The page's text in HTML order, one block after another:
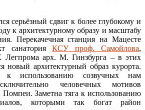
серьёзный сдвиг к более глубокому и
к архитектурному образу и масштабу
Перекачечная станция на Мацесте
санаторияКСУ проф. Самойлова,
Легпрома арх. М. Гинзбурга – в этих
новый архитектурный образ курорта.
к использованию созвучных нам
человечных мотивов
Заметна тяга к использованию
которыми так богат район